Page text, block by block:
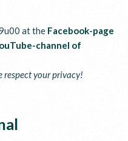
at the Facebook-page
channel of
respect your privacy!